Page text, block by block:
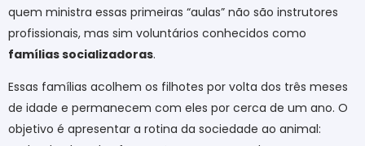
quem ministra essas primeiras “aulas” não são instrutores
profissionais, mas sim voluntários conhecidos como
famílias socializadoras.
Essas famílias acolhem os filhotes por volta dos três meses
de idade e permanecem com eles por cerca de um ano. O
objetivo é apresentar a rotina da sociedade ao animal: